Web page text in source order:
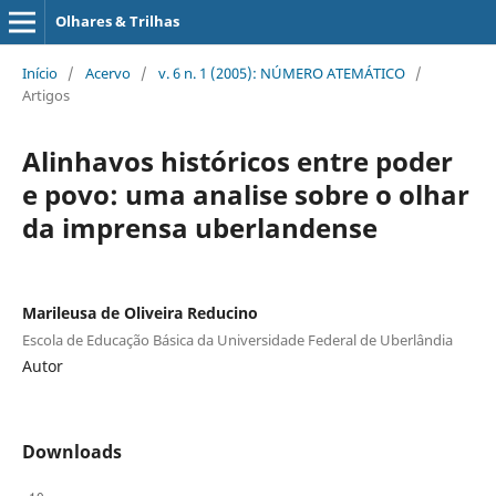
Olhares & Trilhas
Início / Acervo / v. 6 n. 1 (2005): NÚMERO ATEMÁTICO /
Artigos
Alinhavos históricos entre poder
e povo: uma analise sobre o olhar
da imprensa uberlandense
Marileusa de Oliveira Reducino
Escola de Educação Básica da Universidade Federal de Uberlândia
Autor
Downloads